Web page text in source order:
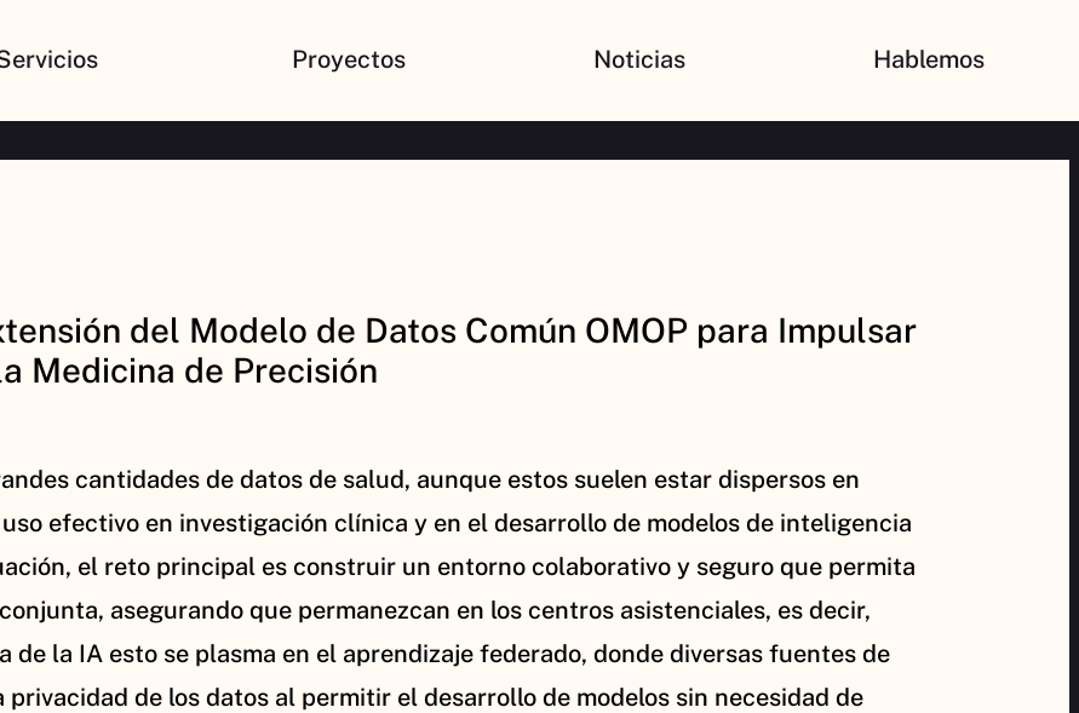
Proyectos Noticias Hablemos
del Modelo de Datos Común OMOP para Impulsar
Medicina de Precisión
cantidades de datos de salud, aunque estos suelen estar dispersos en
efectivo en investigación clínica y en el desarrollo de modelos de inteligencia
el reto principal es construir un entorno colaborativo y seguro que permita
asegurando que permanezcan en los centros asistenciales, es decir,
de la IA esto se plasma en el aprendizaje federado, donde diversas fuentes de
de los datos al permitir el desarrollo de modelos sin necesidad de